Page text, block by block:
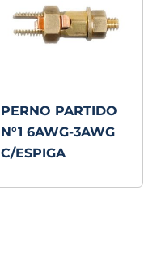
PERNO PARTIDO
N°1 6AWG-3AWG
C/ESPIGA